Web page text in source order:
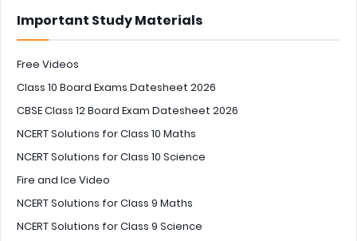
Important Study Materials
Free Videos
Class 10 Board Exams Datesheet 2026
CBSE Class 12 Board Exam Datesheet 2026
NCERT Solutions for Class 10 Maths
NCERT Solutions for Class 10 Science
Fire and Ice Video
NCERT Solutions for Class 9 Maths
NCERT Solutions for Class 9 Science